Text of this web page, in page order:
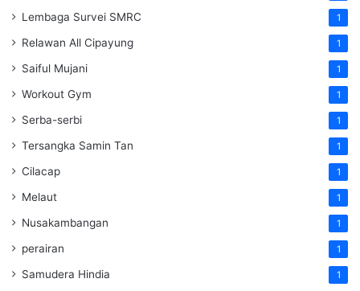
Lembaga Survei SMRC 1
Relawan All Cipayung 1
Saiful Mujani 1
Workout Gym 1
Serba-serbi 1
Tersangka Samin Tan 1
Cilacap 1
Melaut 1
Nusakambangan 1
perairan 1
Samudera Hindia 1